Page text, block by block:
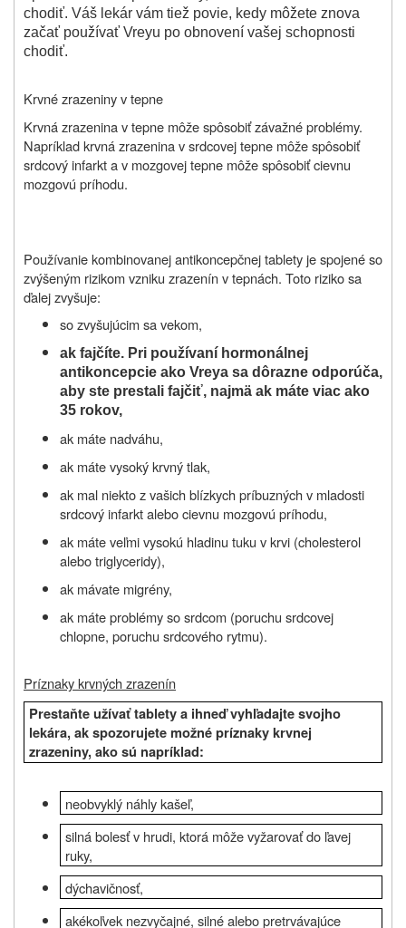
chodiť. Váš lekár vám tiež povie, kedy môžete znova
začať používať Vreyu po obnovení vašej schopnosti
chodiť.
Krvné zrazeniny v tepne
Krvná zrazenina v tepne môže spôsobiť závažné problémy.
Napríklad krvná zrazenina v srdcovej tepne môže spôsobiť
srdcový infarkt a v mozgovej tepne môže spôsobiť cievnu
mozgovú príhodu.
Používanie kombinovanej antikoncepčnej tablety je spojené so
zvýšeným rizikom vzniku zrazenín v tepnách. Toto riziko sa
ďalej zvyšuje:
so zvyšujúcim sa vekom,
ak fajčíte. Pri používaní hormonálnej
antikoncepcie ako Vreya sa dôrazne odporúča,
aby ste prestali fajčiť, najmä ak máte viac ako
35 rokov,
ak máte nadváhu,
ak máte vysoký krvný tlak,
ak mal niekto z vašich blízkych príbuzných v mladosti
srdcový infarkt alebo cievnu mozgovú príhodu,
ak máte veľmi vysokú hladinu tuku v krvi (cholesterol
alebo triglyceridy),
ak mávate migrény,
ak máte problémy so srdcom (poruchu srdcovej
chlopne, poruchu srdcového rytmu).
Príznaky krvných zrazenín
Prestaňte užívať tablety a ihneď vyhľadajte svojho
lekára, ak spozorujete možné príznaky krvnej
zrazeniny, ako sú napríklad:
neobvyklý náhly kašeľ,
silná bolesť v hrudi, ktorá môže vyžarovať do ľavej
ruky,
dýchavičnosť,
akékoľvek nezvyčajné, silné alebo pretrvávajúce